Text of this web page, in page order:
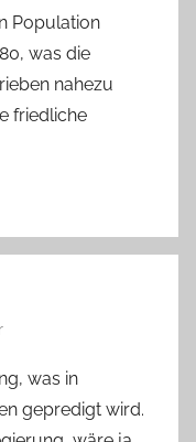
Population
was die
nahezu
friedliche
was in
gepredigt wird.